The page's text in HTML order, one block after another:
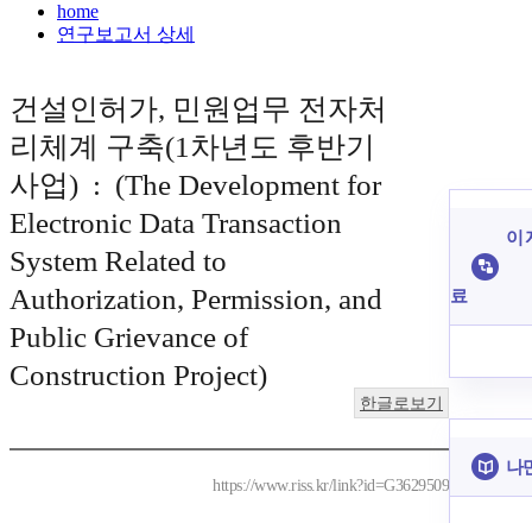
home
연구보고서 상세
건설인허가, 민원업무 전자처
리체계 구축(1차년도 후반기
사업) : (The Development for
Electronic Data Transaction
System Related to
Authorization, Permission, and
Public Grievance of
Construction Project)
한글로보기
https://www.riss.kr/link?id=G3629509
이
료
나